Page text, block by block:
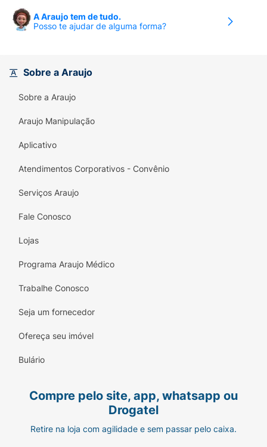
Deixe sua maquiagem impecável durante
horas e realce a beleza da sua pele com Ruby
A Araujo tem de tudo.
Posso te ajudar de alguma forma?
Sobre a Araujo
Sobre a Araujo
Araujo Manipulação
Aplicativo
Atendimentos Corporativos - Convênio
Serviços Araujo
Fale Conosco
Lojas
Programa Araujo Médico
Trabalhe Conosco
Seja um fornecedor
Ofereça seu imóvel
Bulário
Compre pelo site, app, whatsapp ou
Drogatel
Retire na loja com agilidade e sem passar pelo caixa.